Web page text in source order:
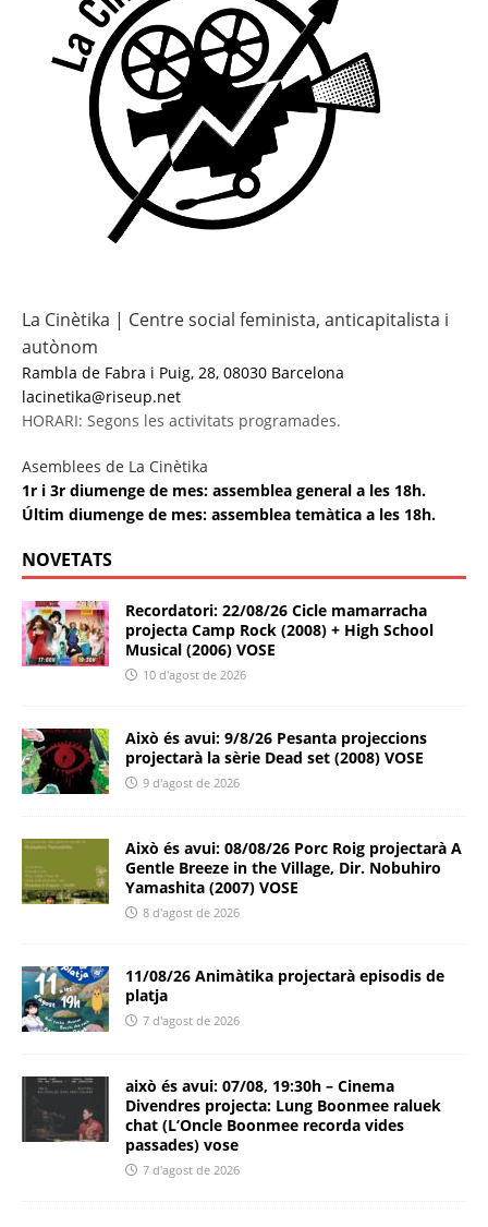
La Cinètika | Centre social feminista, anticapitalista i
autònom
Rambla de Fabra i Puig, 28, 08030 Barcelona
lacinetika@riseup.net
HORARI: Segons les activitats programades.
Asemblees de La Cinètika
1r i 3r diumenge de mes: assemblea general a les 18h.
Últim diumenge de mes: assemblea temàtica a les 18h.
NOVETATS
Recordatori: 22/08/26 Cicle mamarracha
projecta Camp Rock (2008) + High School
Musical (2006) VOSE
10 d'agost de 2026
Això és avui: 9/8/26 Pesanta projeccions
projectarà la sèrie Dead set (2008) VOSE
9 d'agost de 2026
Això és avui: 08/08/26 Porc Roig projectarà A
Gentle Breeze in the Village, Dir. Nobuhiro
Yamashita (2007) VOSE
8 d'agost de 2026
11/08/26 Animàtika projectarà episodis de
platja
7 d'agost de 2026
això és avui: 07/08, 19:30h – Cinema
Divendres projecta: Lung Boonmee raluek
chat (L’Oncle Boonmee recorda vides
passades) vose
7 d'agost de 2026